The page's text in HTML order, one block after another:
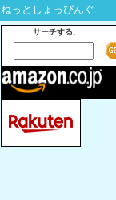
ねっとしょっぴんぐ
サーチする: